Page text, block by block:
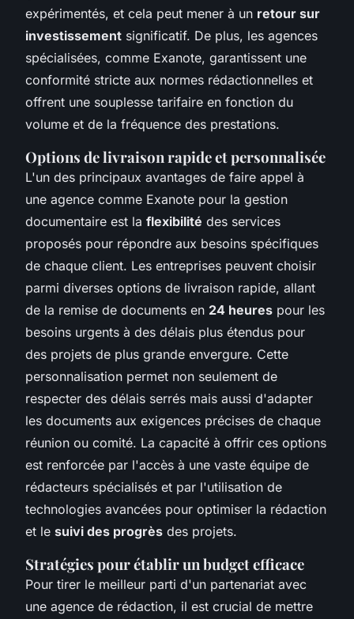
expérimentés, et cela peut mener à un retour sur
investissement significatif. De plus, les agences
spécialisées, comme Exanote, garantissent une
conformité stricte aux normes rédactionnelles et
offrent une souplesse tarifaire en fonction du
volume et de la fréquence des prestations.
Options de livraison rapide et personnalisée
L'un des principaux avantages de faire appel à
une agence comme Exanote pour la gestion
documentaire est la flexibilité des services
proposés pour répondre aux besoins spécifiques
de chaque client. Les entreprises peuvent choisir
parmi diverses options de livraison rapide, allant
de la remise de documents en 24 heures pour les
besoins urgents à des délais plus étendus pour
des projets de plus grande envergure. Cette
personnalisation permet non seulement de
respecter des délais serrés mais aussi d'adapter
les documents aux exigences précises de chaque
réunion ou comité. La capacité à offrir ces options
est renforcée par l'accès à une vaste équipe de
rédacteurs spécialisés et par l'utilisation de
technologies avancées pour optimiser la rédaction
et le suivi des progrès des projets.
Stratégies pour établir un budget efficace
Pour tirer le meilleur parti d'un partenariat avec
une agence de rédaction, il est crucial de mettre